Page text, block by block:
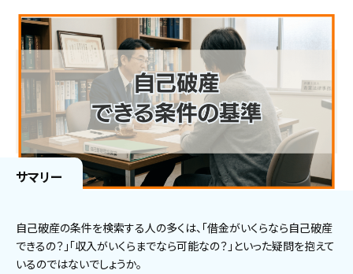
サマリー
自己破産の条件を検索する人の多くは、「借金がいくらなら自己破産
できるの？」「収入がいくらまでなら可能なの？」といった疑問を抱えて
いるのではないでしょうか。